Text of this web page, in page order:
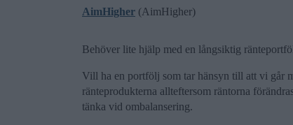
AimHigher (AimHigher)
Behöver lite hjälp med en långsiktig
Vill ha en portfölj som tar hänsyn till att vi går
ränteprodukterna allteftersom räntorna
tänka vid ombalansering.